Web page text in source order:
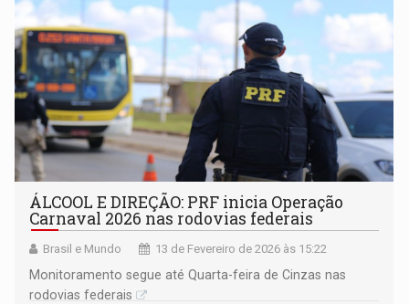
ÁLCOOL E DIREÇÃO: PRF inicia Operação
Carnaval 2026 nas rodovias federais
Brasil e Mundo 13 de Fevereiro de 2026 às 15:22
Monitoramento segue até Quarta-feira de Cinzas nas
rodovias federais